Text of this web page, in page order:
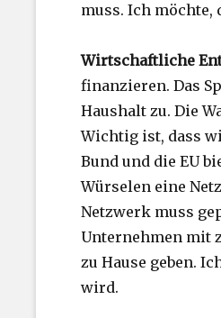
muss. Ich möchte,
Wirtschaftliche
finanzieren. Das
Haushalt zu. Die
Wichtig ist, dass
Bund und die EU
Würselen eine
Netzwerk muss
Unternehmen mit
zu Hause geben.
wird.